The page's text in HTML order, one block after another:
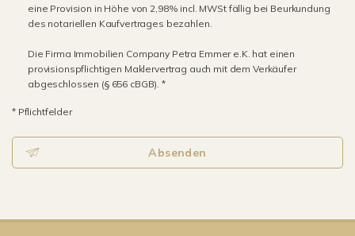
eine Provision in Höhe von 2,98% incl. MWSt fällig bei Beurkundung
des notariellen Kaufvertrages bezahlen.
Die Firma Immobilien Company Petra Emmer e.K. hat einen
provisionspflichtigen Maklervertrag auch mit dem Verkäufer
abgeschlossen (§ 656 cBGB). *
* Pflichtfelder
Absenden